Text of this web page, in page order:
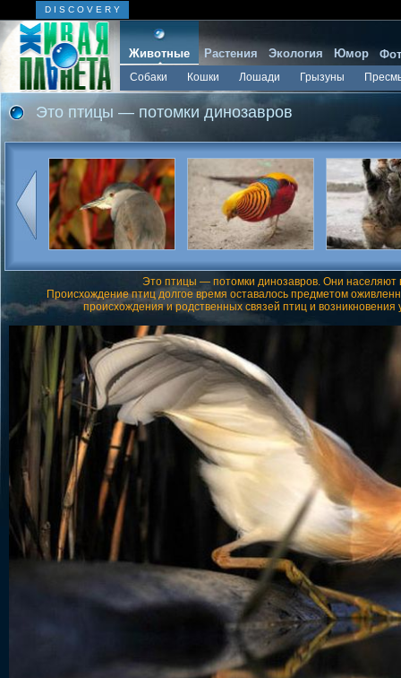
D I S C O V E R Y
Животные
Собаки Кошки Лошади Грызуны
Растения Экология Юмор
Это птицы — потомки динозавров
Это птицы — потомки динозавров. Они населяют
Происхождение птиц долгое время оставалось предметом
происхождения и родственных связей птиц и